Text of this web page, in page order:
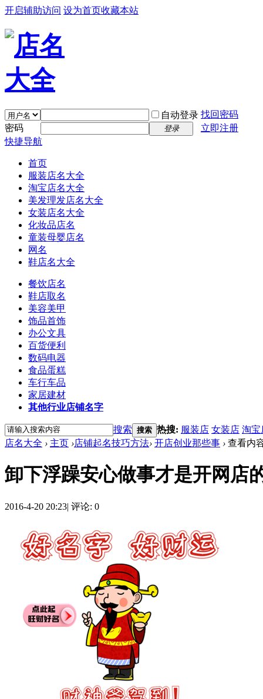
开启辅助访问 设为首页收藏本站
自动登录 找回密码
密码
登录
立即注册
快捷导航
首页
服装店名大全
淘宝店名大全
美发理发店名大全
女装店名大全
化妆品店名
童装母婴店名
网名
鞋店名大全
餐饮店名
鞋店取名
美容美甲
饰品首饰
办公文具
百货便利
数码电器
食品蛋糕
车行车品
家居建材
其他行业店铺名字
搜索 搜索 热搜: 服装店 女装店 淘宝
店名大全 › 主页 ›店铺起名技巧方法› 开店创业那些事 › 查看内
卸下浮躁安心做事才是开网店
2016-4-20 20:23| 评论: 0